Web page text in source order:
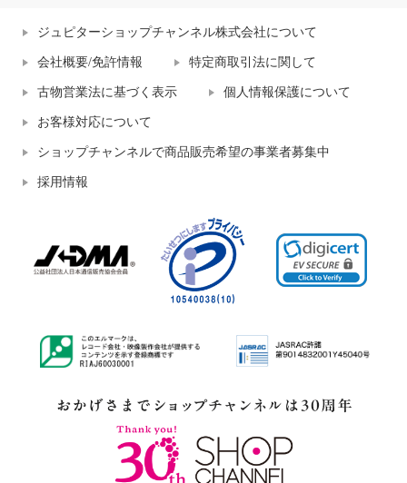
ジュピターショップチャンネル株式会社について
会社概要/免許情報 特定商取引法に関して
古物営業法に基づく表示 個人情報保護について
お客様対応について
ショップチャンネルで商品販売希望の事業者募集中
採用情報